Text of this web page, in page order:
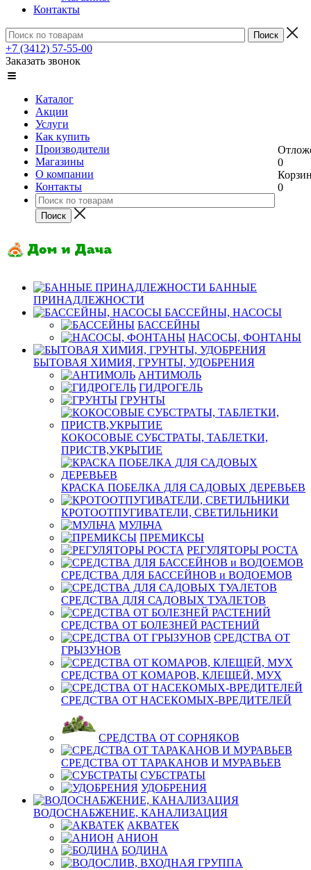
Контакты
+7 (3412) 57-55-00
Заказать звонок
Каталог
Акции
Услуги
Как купить
Производители
Магазины
О компании
Контакты
0
0
БАННЫЕ
ПРИНАДЛЕЖНОСТИ
БАССЕЙНЫ, НАСОСЫ
БАССЕЙНЫ
НАСОСЫ, ФОНТАНЫ
БЫТОВАЯ ХИМИЯ, ГРУНТЫ, УДОБРЕНИЯ
АНТИМОЛЬ
ГИДРОГЕЛЬ
ГРУНТЫ
КОКОСОВЫЕ СУБСТРАТЫ, ТАБЛЕТКИ,
ПРИСТВ,УКРЫТИЕ
КРАСКА ПОБЕЛКА ДЛЯ САДОВЫХ ДЕРЕВЬЕВ
КРОТООТПУГИВАТЕЛИ, СВЕТИЛЬНИКИ
МУЛЬЧА
ПРЕМИКСЫ
РЕГУЛЯТОРЫ РОСТА
СРЕДСТВА ДЛЯ БАССЕЙНОВ и ВОДОЕМОВ
СРЕДСТВА ДЛЯ САДОВЫХ ТУАЛЕТОВ
СРЕДСТВА ОТ БОЛЕЗНЕЙ РАСТЕНИЙ
СРЕДСТВА ОТ
ГРЫЗУНОВ
СРЕДСТВА ОТ КОМАРОВ, КЛЕЩЕЙ, МУХ
СРЕДСТВА ОТ НАСЕКОМЫХ-ВРЕДИТЕЛЕЙ
СРЕДСТВА ОТ СОРНЯКОВ
СРЕДСТВА ОТ ТАРАКАНОВ И МУРАВЬЕВ
СУБСТРАТЫ
УДОБРЕНИЯ
ВОДОСНАБЖЕНИЕ, КАНАЛИЗАЦИЯ
АКВАТЕК
АНИОН
БОДИНА